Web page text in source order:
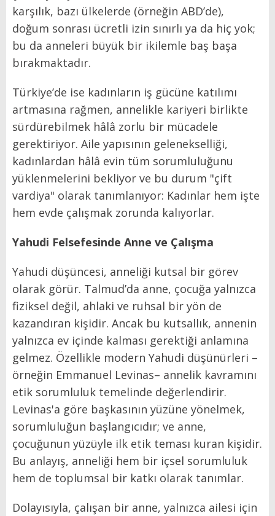
karşılık, bazı ülkelerde (örneğin ABD’de),
doğum sonrası ücretli izin sınırlı ya da hiç yok;
bu da anneleri büyük bir ikilemle baş başa
bırakmaktadır.
Türkiye’de ise kadınların iş gücüne katılımı
artmasına rağmen, annelikle kariyeri birlikte
sürdürebilmek hâlâ zorlu bir mücadele
gerektiriyor. Aile yapısının gelenekselliği,
kadınlardan hâlâ evin tüm sorumluluğunu
yüklenmelerini bekliyor ve bu durum "çift
vardiya" olarak tanımlanıyor: Kadınlar hem işte
hem evde çalışmak zorunda kalıyorlar.
Yahudi Felsefesinde Anne ve Çalışma
Yahudi düşüncesi, anneliği kutsal bir görev
olarak görür. Talmud’da anne, çocuğa yalnızca
fiziksel değil, ahlaki ve ruhsal bir yön de
kazandıran kişidir. Ancak bu kutsallık, annenin
yalnızca ev içinde kalması gerektiği anlamına
gelmez. Özellikle modern Yahudi düşünürleri –
örneğin Emmanuel Levinas– annelik kavramını
etik sorumluluk temelinde değerlendirir.
Levinas'a göre başkasının yüzüne yönelmek,
sorumluluğun başlangıcıdır; ve anne,
çocuğunun yüzüyle ilk etik teması kuran kişidir.
Bu anlayış, anneliği hem bir içsel sorumluluk
hem de toplumsal bir katkı olarak tanımlar.
Dolayısıyla, çalışan bir anne, yalnızca ailesi için